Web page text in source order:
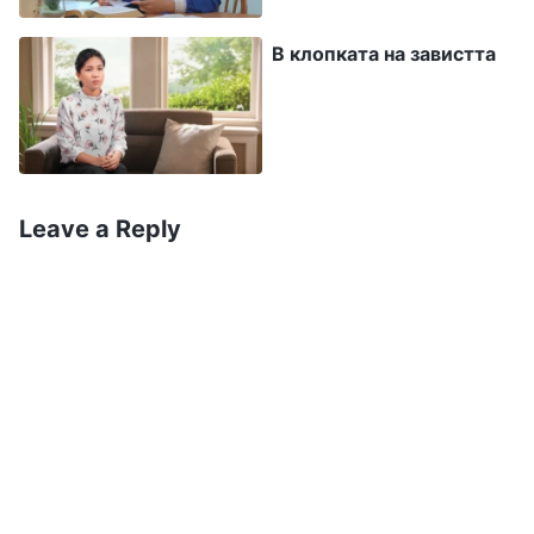
си създам име — но дори да не си създам
име или да не изпъкна, все пак трябва да
имам изгода от него и да се чувствам
спокоен физически“. Приемливо ли е това
отношение? Да бъдеш придирчив, означава
правиш избор според собствените си
В клопката на завистта
Leave a Reply